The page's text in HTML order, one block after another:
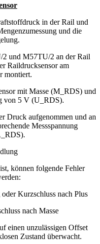
in der Rail und
und die
und M57TU/2 an der Rail
Raildrucksensor am
montiert.
mit Masse (M_RDS) und
von 5 V (U_RDS).
Druck aufgenommen und an
Messspannung
können folgende Fehler
Kurzschluss nach Plus
nach Masse
einen unzulässigen Offset
Zustand überwacht.